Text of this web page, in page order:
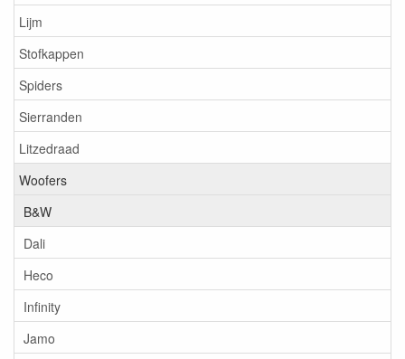
Lijm
Stofkappen
Spiders
Sierranden
Litzedraad
Woofers
B&W
Dali
Heco
Infinity
Jamo